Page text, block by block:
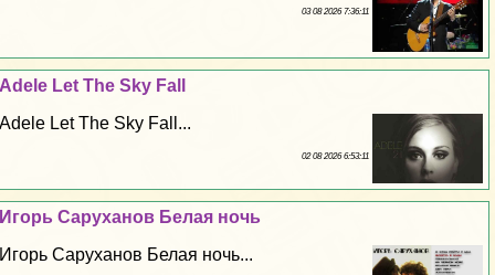
03 08 2026 7:36:11
Adele Let The Sky Fall
Adele Let The Sky Fall...
02 08 2026 6:53:11
Игорь Саруханов Белая ночь
Игорь Саруханов Белая ночь...